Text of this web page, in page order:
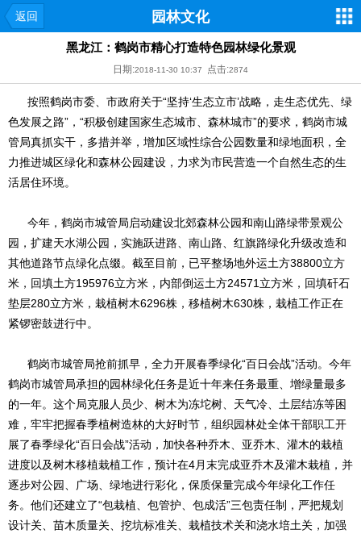
返回 园林文化
黑龙江：鹤岗市精心打造特色园林绿化景观
日期:2018-11-30 10:37 点击:2874
按照鹤岗市委、市政府关于“坚持‘生态立市’战略，走生态优先、绿
色发展之路”，“积极创建国家生态城市、森林城市”的要求，鹤岗市城
管局真抓实干，多措并举，增加区域性综合公园数量和绿地面积，全
力推进城区绿化和森林公园建设，力求为市民营造一个自然生态的生
活居住环境。
今年，鹤岗市城管局启动建设北郊森林公园和南山路绿带景观公
园，扩建天水湖公园，实施跃进路、南山路、红旗路绿化升级改造和
其他道路节点绿化点缀。截至目前，已平整场地外运土方38800立方
米，回填土方195976立方米，内部倒运土方24571立方米，回填矸石
垫层280立方米，栽植树木6296株，移植树木630株，栽植工作正在
紧锣密鼓进行中。
鹤岗市城管局抢前抓早，全力开展春季绿化“百日会战”活动。今年
鹤岗市城管局承担的园林绿化任务是近十年来任务最重、增绿量最多
的一年。这个局克服人员少、树木为冻坨树、天气冷、土层结冻等困
难，牢牢把握春季植树造林的大好时节，组织园林处全体干部职工开
展了春季绿化“百日会战”活动，加快各种乔木、亚乔木、灌木的栽植
进度以及树木移植栽植工作，预计在4月末完成亚乔木及灌木栽植，并
逐步对公园、广场、绿地进行彩化，保质保量完成今年绿化工作任
务。他们还建立了“包栽植、包管护、包成活”三包责任制，严把规划
设计关、苗木质量关、挖坑标准关、栽植技术关和浇水培土关，加强